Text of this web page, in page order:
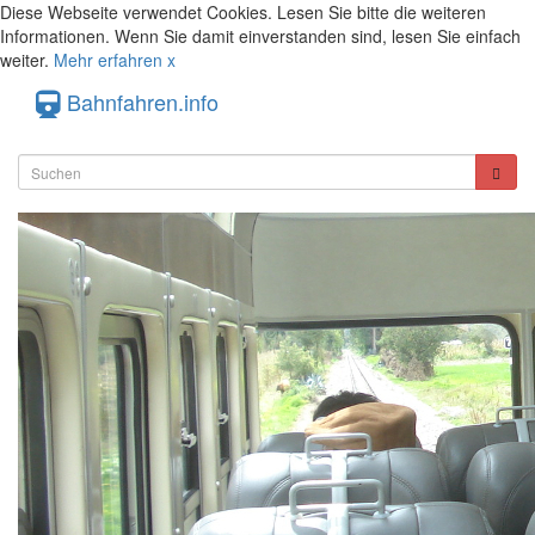
Diese Webseite verwendet Cookies. Lesen Sie bitte die weiteren
Informationen. Wenn Sie damit einverstanden sind, lesen Sie einfach
weiter. Mehr erfahren x
Bahnfahren.info